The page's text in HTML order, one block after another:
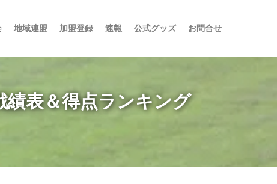
地域連盟 加盟登録 速報 公式グッズ お問合せ
績表＆得点ランキング